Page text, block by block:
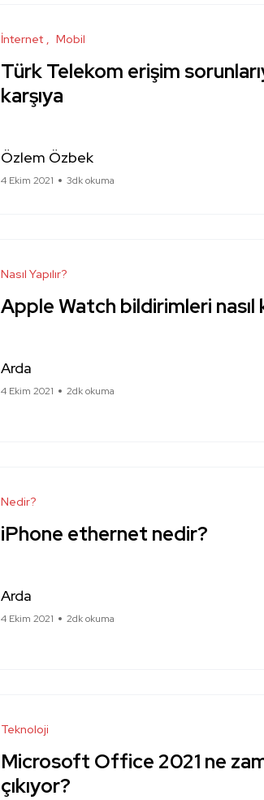
İnternet Mobil
Türk Telekom erişim
karşıya
Özlem Özbek
4 Ekim 2021 3dk okuma
Nasıl Yapılır?
Apple Watch bildirimleri nasıl
Arda
4 Ekim 2021 2dk okuma
Nedir?
iPhone ethernet nedir?
Arda
4 Ekim 2021 2dk okuma
Teknoloji
Microsoft Office 2021 ne
çıkıyor?